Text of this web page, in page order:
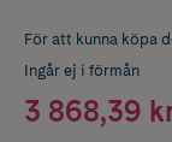
För att kunna köpa
Ingår ej i förmån
3 868,39